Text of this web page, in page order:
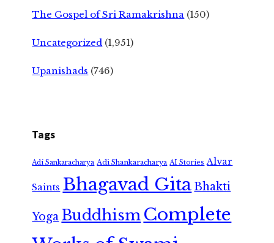
The Gospel of Sri Ramakrishna (150)
Uncategorized (1,951)
Upanishads (746)
Tags
Adi Sankaracharya Adi Shankaracharya AI Stories Alvar
Saints Bhagavad GitaBhakti
Yoga Buddhism Complete